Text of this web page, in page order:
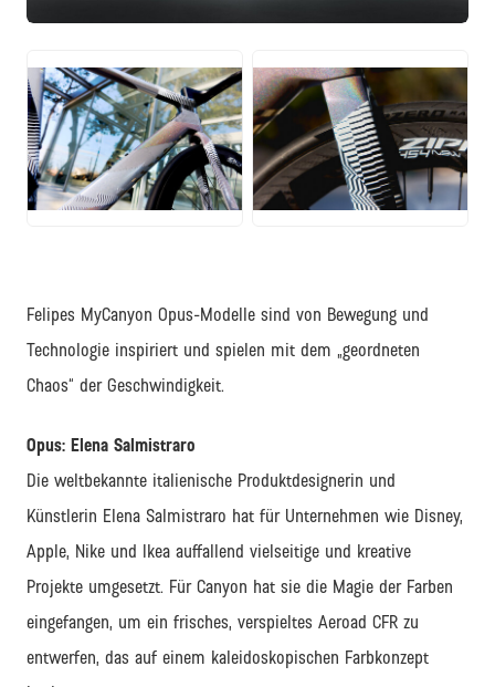
JPG JPG
Felipes MyCanyon Opus-Modelle sind von Bewegung und
Technologie inspiriert und spielen mit dem „geordneten
Chaos“ der Geschwindigkeit.
Opus: Elena Salmistraro
Die weltbekannte italienische Produktdesignerin und
Künstlerin Elena Salmistraro hat für Unternehmen wie Disney,
Apple, Nike und Ikea auffallend vielseitige und kreative
Projekte umgesetzt. Für Canyon hat sie die Magie der Farben
eingefangen, um ein frisches, verspieltes Aeroad CFR zu
entwerfen, das auf einem kaleidoskopischen Farbkonzept